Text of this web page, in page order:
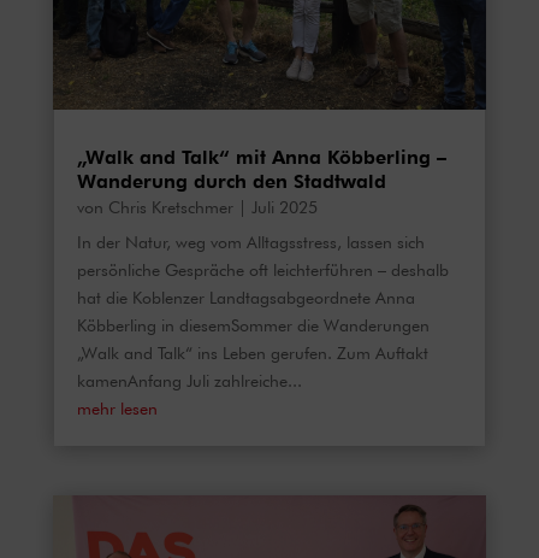
„Walk and Talk“ mit Anna Köbberling –
Wanderung durch den Stadtwald
von Chris Kretschmer| Juli 2025
In der Natur, weg vom Alltagsstress, lassen sich
persönliche Gespräche oft leichterführen – deshalb
hat die Koblenzer Landtagsabgeordnete Anna
Köbberling in diesemSommer die Wanderungen
„Walk and Talk“ ins Leben gerufen. Zum Auftakt
kamenAnfang Juli zahlreiche...
mehr lesen